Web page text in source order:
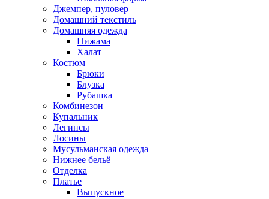
Джемпер, пуловер
Домашний текстиль
Домашняя одежда
Пижама
Халат
Костюм
Брюки
Блузка
Рубашка
Комбинезон
Купальник
Легинсы
Лосины
Мусульманская одежда
Нижнее бельё
Отделка
Платье
Выпускное